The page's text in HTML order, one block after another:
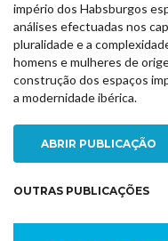
império dos Habsburgos
análises efectuadas nos
pluralidade e a
homens e mulheres de
construção dos espaços
a modernidade ibérica.
ABRIR PUBLICAÇÃO
OUTRAS PUBLICAÇÕES